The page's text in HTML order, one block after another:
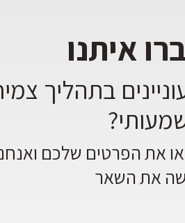
איתנו
בתהליך
את הפרטים שלכם
את השאר